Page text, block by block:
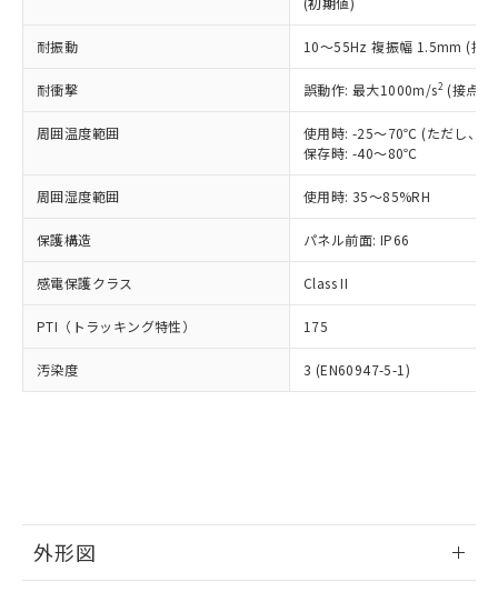
耐振動 10～55Hz 複振幅 1.5mm (接
耐衝撃 誤動作: 最大1000m/s2 (接点
周囲温度範囲
使用時: -25～70℃ (ただし、氷
保存時: -40～80℃
周囲湿度範囲 使用時: 35～85%RH
保護構造 パネル前面: IP66
感電保護クラス Class II
PTI（トラッキング特性） 175
汚染度 3 (EN60947-5-1)
外形図
在庫状況および標準価格照会結果は、
記載している更新日時点での社内デー
タに基づき作成されるものであり、閲
覧された時点での実際の在庫および標
準価格とは異なる場合があることをご
正式な納期状況および標準価格はお客
様のお取引先、またはお客様担当のオ
ムロン制御機器販売店・当社販売員に
オムロン制御機器販売店や当社販売拠
販売ネットワーク
」をご確認
ください。
在庫状況および標準価格結果を当社の
事前の承諾なく第三者に漏洩または開
マイパーツ機能（部品リスト作成サー
および当社の共同利用者が、当社の製
六価クロム(Cr(Ⅵ)) 1000ppm以下、ポリ臭化ビフェニル
類(PBB) 1000ppm以下、ポリ臭化ジフェニルエーテル類
(PBDE) 1000ppm以下、フタル酸ビス(2-エチルヘキシ
ル) (DEHP)(別名：DOP) 1000ppm以下、フタル酸ブチ
ルベンジル（BBP） 1000ppm以下、フタル酸ジブチル
（DBP） 1000ppm以下、フタル酸ジイソブチル
(DIBP) 1000ppm以下
フタル酸エステル類の４物質については閾値を超える意
図的な使用がないことを確認しています。
※2 対応予定月
部品在庫の切り替え状況などにより、予定
月が前後することがあります。
とができます。
*中国RoHS10物質の基準値 (GB/T26572)：
Pb(鉛) :1000ppm、 Hg(水銀) : 1000ppm、 Cd(カドミウ
Cr(Ⅵ)(六価クロム) : 1000ppm、 PBBs(ポリ臭化ビフェ
ニル類) : 1000ppm、 PBDEs(ポリ臭化ジフェニルエーテ
DBP(フタル酸ジブチル) : 1000ppm、 DIBP(フタル酸ジ
イソブチル) : 1000ppm、 BBP(フタル酸ブチルベンジ
ル) : 1000ppm、
DEHP(フタル酸ビス(2-エチルヘキシル)) : 1000ppm
※2 環境保護使用期限
「ｅ」：有害物質（10物質）のすべてが基
準値以下であることを示します。
「10」：通常の使用状況下において有害物
質が外部に漏えいし、環境に深刻な影響を
（以下｢規制貨物等」という）を輸出
または国外への提供する場合は、日本
国政府の輸出許可(または役務取引許
可)を取得するなどの必要な手続きを
当社は規制貨物を破棄する場合は、完
全に破砕するなど、違法に輸出されな
いよう必要な手段を講じます。
ル、化学兵器、生物兵器またはその他
武器並びにこれらの製造装置等に一切
使用いたしません。
当社は、貴社製品を第三者に販売する
場合は、上記1、2および3の内容を当
該第三者に通知します。また当社は、
販売先および販売に係わる関係者が違
法に輸出するおそれがある場合は、取
○ 一定数以上の在庫あり
一定数には満たないが在庫あり
在庫なし(最新の在庫状況につ
いては、お客様のお取引先、ま
たはお客様担当のオムロン制御
機器販売店・当社販売員にご確
認ください)
受注生産機種、また在庫状況の